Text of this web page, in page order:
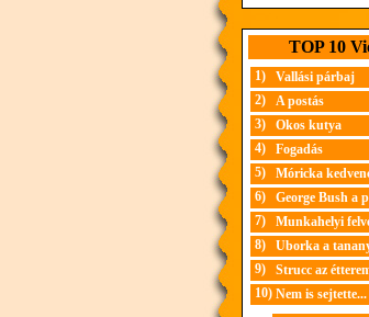
TOP 10
1)
Vallási párbaj
2)
A postás
3)
Okos kutya
4)
Fogadás
5)
Móricka
6)
George Bush a
7)
Munkahelyi
8)
Uborka a
9)
Strucc az
10) Nem is sejtette...